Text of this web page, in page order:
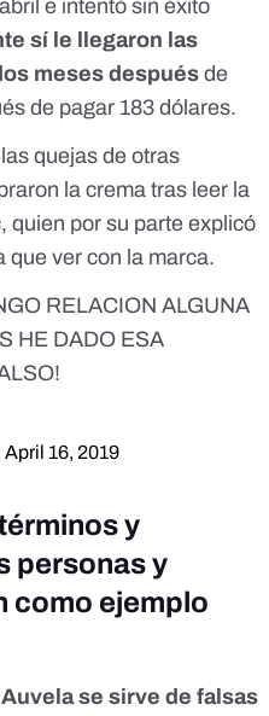
e intentó sin éxito
sí le llegaron las
meses después de
de pagar 183 dólares.
quejas de otras
la crema tras leer la
quien por su parte explicó
que ver con la marca.
RELACION ALGUNA
HE DADO ESA
April 16, 2019
y
personas y
como ejemplo
Auvela se sirve de falsas